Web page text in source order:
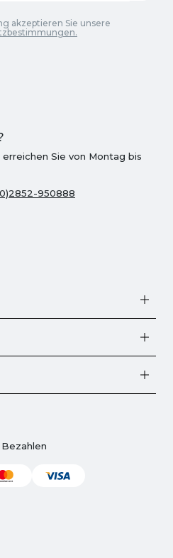
Sie von Montag bis
950888
akzeptieren Sie unsere
Bezahlen